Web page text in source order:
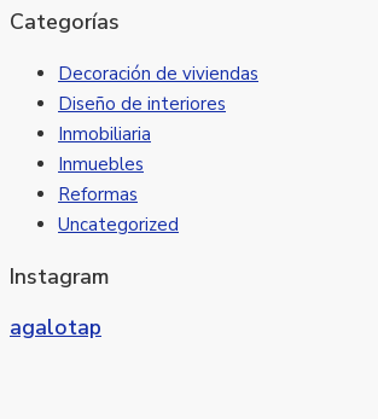
Categorías
Decoración de viviendas
Diseño de interiores
Inmobiliaria
Inmuebles
Reformas
Uncategorized
Instagram
agalotap